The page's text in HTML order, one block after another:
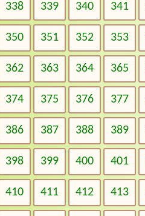
338 339 340 341
350 351 352 353
362 363 364 365
374 375 376 377
386 387 388 389
398 399 400 401
410 411 412 413